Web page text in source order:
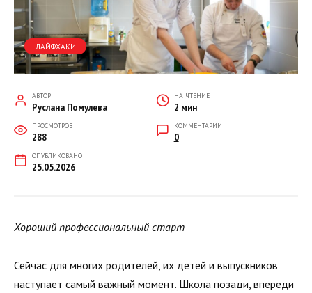
ЛАЙФХАКИ
АВТОР
Руслана Помулева
НА ЧТЕНИЕ
2 мин
ПРОСМОТРОВ
288
КОММЕНТАРИИ
0
ОПУБЛИКОВАНО
25.05.2026
Хороший профессиональный старт
Сейчас для многих родителей, их детей и выпускников
наступает самый важный момент. Школа позади, впереди